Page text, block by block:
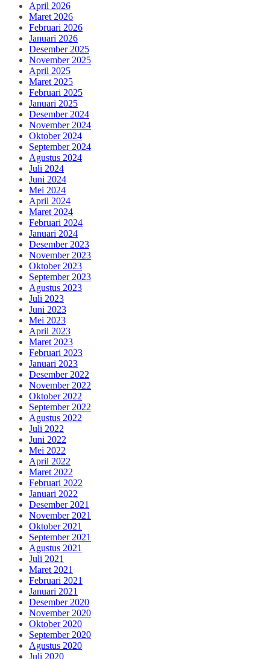
April 2026
Maret 2026
Februari 2026
Januari 2026
Desember 2025
November 2025
April 2025
Maret 2025
Februari 2025
Januari 2025
Desember 2024
November 2024
Oktober 2024
September 2024
Agustus 2024
Juli 2024
Juni 2024
Mei 2024
April 2024
Maret 2024
Februari 2024
Januari 2024
Desember 2023
November 2023
Oktober 2023
September 2023
Agustus 2023
Juli 2023
Juni 2023
Mei 2023
April 2023
Maret 2023
Februari 2023
Januari 2023
Desember 2022
November 2022
Oktober 2022
September 2022
Agustus 2022
Juli 2022
Juni 2022
Mei 2022
April 2022
Maret 2022
Februari 2022
Januari 2022
Desember 2021
November 2021
Oktober 2021
September 2021
Agustus 2021
Juli 2021
Maret 2021
Februari 2021
Januari 2021
Desember 2020
November 2020
Oktober 2020
September 2020
Agustus 2020
Juli 2020